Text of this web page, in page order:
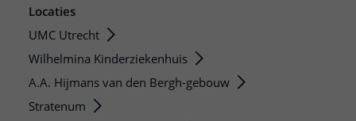
Locaties
UMC Utrecht
Wilhelmina Kinderziekenhuis
A.A. Hijmans van den Bergh-gebouw
Stratenum